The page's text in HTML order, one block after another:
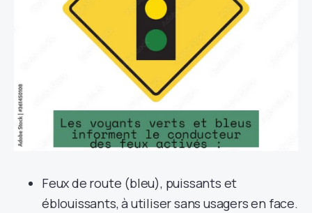
Feux de route (bleu), puissants et
éblouissants, à utiliser sans usagers en face.